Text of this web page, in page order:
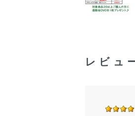
レビュ